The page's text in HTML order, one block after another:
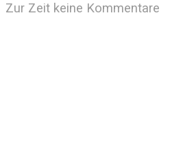
Zur Zeit keine Kommentare